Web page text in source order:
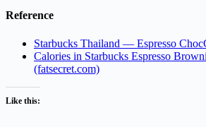
Reference
Starbucks Thailand — Espresso
Calories in Starbucks Espresso
(fatsecret.com)
Like this: